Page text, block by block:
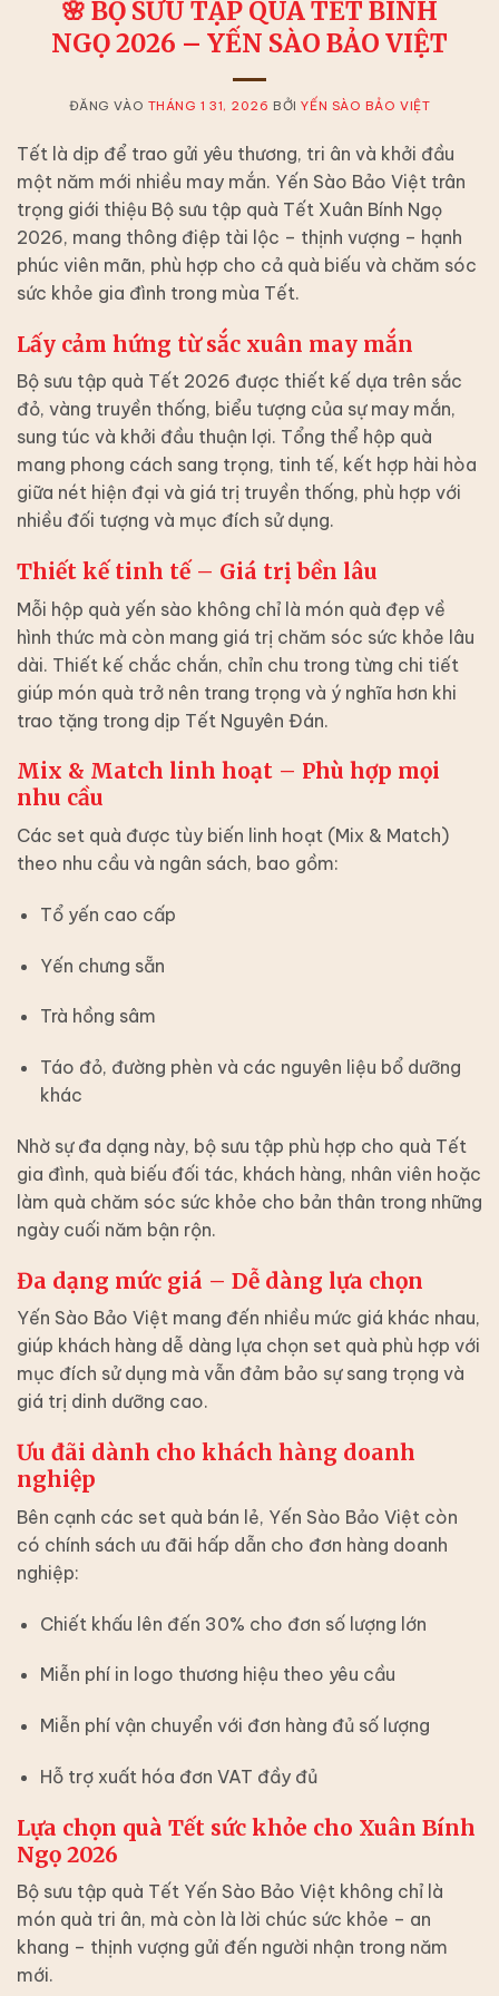
🌸 BỘ SƯU TẬP QUÀ TẾT BÍNH
NGỌ 2026 – YẾN SÀO BẢO VIỆT
ĐĂNG VÀO THÁNG 1 31, 2026 BỞIYẾN SÀO BẢO VIỆT
Tết là dịp để trao gửi yêu thương, tri ân và khởi đầu
một năm mới nhiều may mắn. Yến Sào Bảo Việt trân
trọng giới thiệu Bộ sưu tập quà Tết Xuân Bính Ngọ
2026, mang thông điệp tài lộc – thịnh vượng – hạnh
phúc viên mãn, phù hợp cho cả quà biếu và chăm sóc
sức khỏe gia đình trong mùa Tết.
Lấy cảm hứng từ sắc xuân may mắn
Bộ sưu tập quà Tết 2026 được thiết kế dựa trên sắc
đỏ, vàng truyền thống, biểu tượng của sự may mắn,
sung túc và khởi đầu thuận lợi. Tổng thể hộp quà
mang phong cách sang trọng, tinh tế, kết hợp hài hòa
giữa nét hiện đại và giá trị truyền thống, phù hợp với
nhiều đối tượng và mục đích sử dụng.
Thiết kế tinh tế – Giá trị bền lâu
Mỗi hộp quà yến sào không chỉ là món quà đẹp về
hình thức mà còn mang giá trị chăm sóc sức khỏe lâu
dài. Thiết kế chắc chắn, chỉn chu trong từng chi tiết
giúp món quà trở nên trang trọng và ý nghĩa hơn khi
trao tặng trong dịp Tết Nguyên Đán.
Mix & Match linh hoạt – Phù hợp mọi
nhu cầu
Các set quà được tùy biến linh hoạt (Mix & Match)
theo nhu cầu và ngân sách, bao gồm:
Tổ yến cao cấp
Yến chưng sẵn
Trà hồng sâm
Táo đỏ, đường phèn và các nguyên liệu bổ dưỡng
khác
Nhờ sự đa dạng này, bộ sưu tập phù hợp cho quà Tết
gia đình, quà biếu đối tác, khách hàng, nhân viên hoặc
làm quà chăm sóc sức khỏe cho bản thân trong những
ngày cuối năm bận rộn.
Đa dạng mức giá – Dễ dàng lựa chọn
Yến Sào Bảo Việt mang đến nhiều mức giá khác nhau,
giúp khách hàng dễ dàng lựa chọn set quà phù hợp với
mục đích sử dụng mà vẫn đảm bảo sự sang trọng và
giá trị dinh dưỡng cao.
Ưu đãi dành cho khách hàng doanh
nghiệp
Bên cạnh các set quà bán lẻ, Yến Sào Bảo Việt còn
có chính sách ưu đãi hấp dẫn cho đơn hàng doanh
nghiệp:
Chiết khấu lên đến 30% cho đơn số lượng lớn
Miễn phí in logo thương hiệu theo yêu cầu
Miễn phí vận chuyển với đơn hàng đủ số lượng
Hỗ trợ xuất hóa đơn VAT đầy đủ
Lựa chọn quà Tết sức khỏe cho Xuân Bính
Ngọ 2026
Bộ sưu tập quà Tết Yến Sào Bảo Việt không chỉ là
món quà tri ân, mà còn là lời chúc sức khỏe – an
khang – thịnh vượng gửi đến người nhận trong năm
mới.